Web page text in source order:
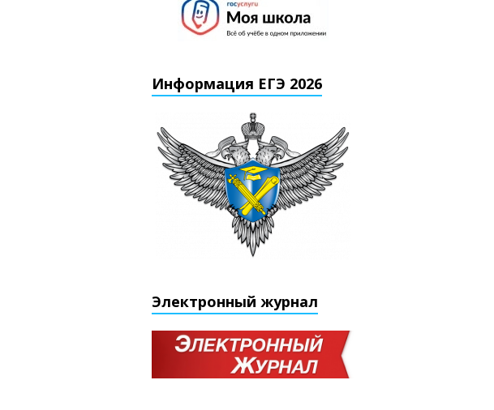
Информация ЕГЭ 2026
Электронный журнал